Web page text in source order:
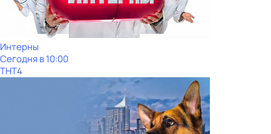
Интерны
Сегодня в 10:00
ТНТ4